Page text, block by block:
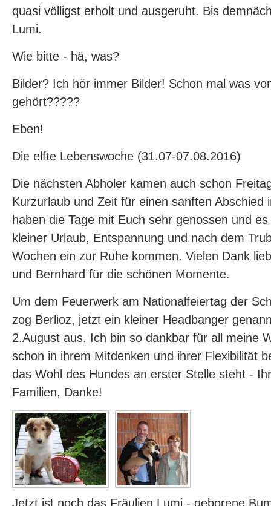
quasi völligst erholt und ausgeruht. Bis
Lumi.
Wie bitte - hä, was?
Bilder? Ich hör immer Bilder! Schon mal was
gehört?????
Eben!
Die elfte Lebenswoche (31.07-07.08.2016)
Die nächsten Abholer kamen auch schon
Kurzurlaub und Zeit für einen sanften Abschied
haben die Tage mit Euch sehr genossen und
kleiner Urlaub, Entspannung und nach dem
Wochen ein zur Ruhe kommen. Vielen Dank
und Bernhard für die schönen Momente.
Um dem Feuerwerk am Nationalfeiertag der
zog Berlioz, jetzt ein kleiner Headbanger
2.August aus. Ich bin so dankbar für all meine
schon in ihrem Mitdenken und ihrer Flexibilität
das Wohl des Hundes an erster Stelle steht -
Familien, Danke!
Jetzt ist noch das Fräulien Lumi - geborene